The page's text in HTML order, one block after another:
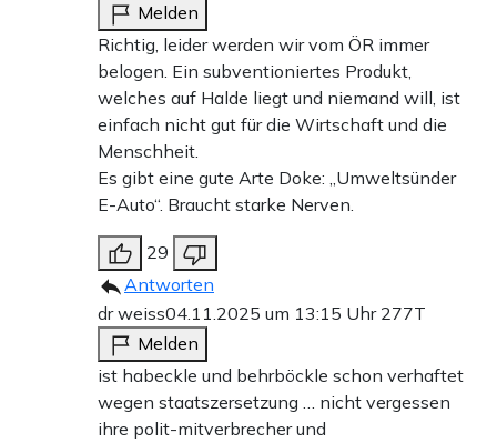
Melden
Richtig, leider werden wir vom ÖR immer
belogen. Ein subventioniertes Produkt,
welches auf Halde liegt und niemand will, ist
einfach nicht gut für die Wirtschaft und die
Menschheit.
Es gibt eine gute Arte Doke: „Umweltsünder
E-Auto“. Braucht starke Nerven.
29
Antworten
dr weiss04.11.2025 um 13:15 Uhr 277T
Melden
ist habeckle und behrböckle schon verhaftet
wegen staatszersetzung … nicht vergessen
ihre polit-mitverbrecher und